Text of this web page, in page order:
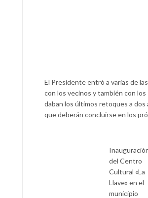
El Presidente entró a varias de
con los vecinos y también con
daban los últimos retoques a dos
que deberán concluirse en los
del Centro
Cultural «La
Llave» en el
municipio